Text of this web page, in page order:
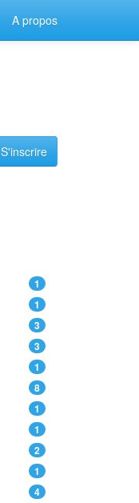
A propos
S'inscrire
1
1
3
3
1
8
1
1
2
1
4